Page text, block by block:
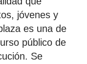
jóvenes y
es una de
público de
Se